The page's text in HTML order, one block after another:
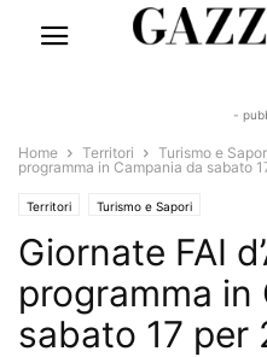
-
Home Territori Turismo e
programma in Campania da sabato
Territori Turismo e Sapori
Giornate FAI
programma in
sabato 17 per